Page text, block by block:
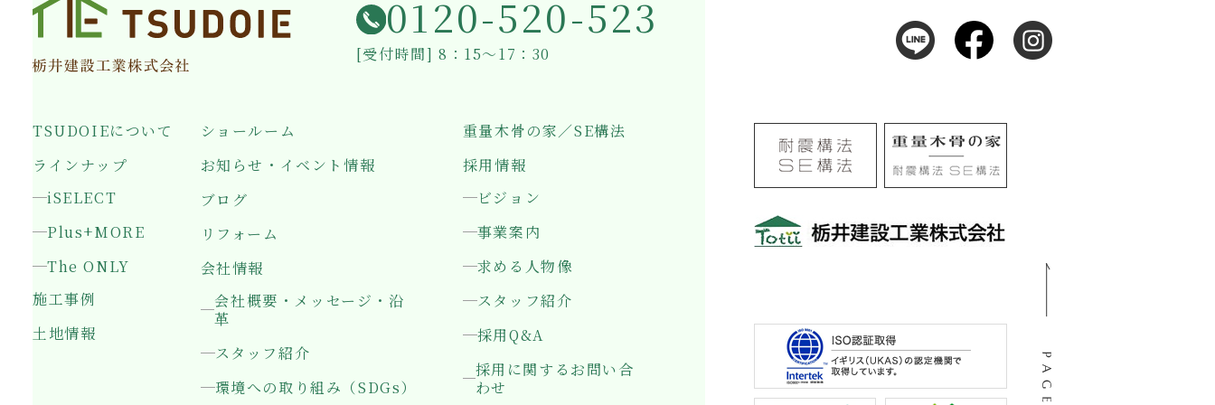
0120-520-523
[受付時間] 8：15～17：30
TSUDOIEについて
ラインナップ
iSELECT
Plus+MORE
The ONLY
施工事例
土地情報
ショールーム
お知らせ・イベント情報
ブログ
リフォーム
会社情報
会社概要・メッセージ・沿
革
スタッフ紹介
環境への取り組み（SDGs）
重量木骨の家／SE構法
採用情報
ビジョン
事業案内
求める人物像
スタッフ紹介
採用Q&A
採用に関するお問い合
わせ